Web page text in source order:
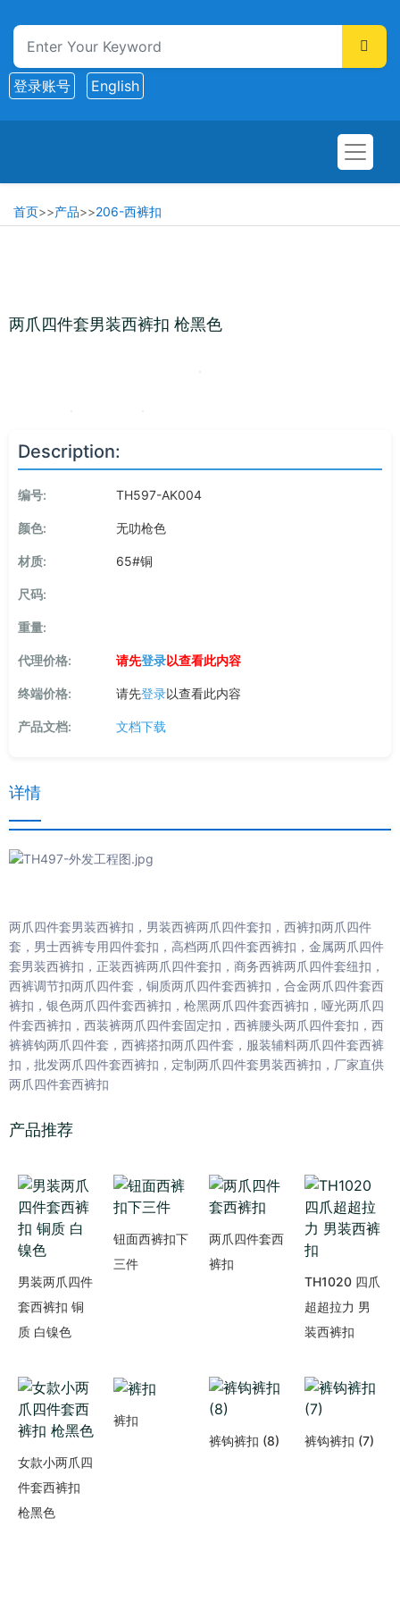
登录账号 English
首页>>产品>>206-西裤扣
两爪四件套男装西裤扣 枪黑色
Description:
编号: TH597-AK004
颜色: 无叻枪色
材质: 65#铜
尺码:
重量:
代理价格: 请先登录以查看此内容
终端价格: 请先登录以查看此内容
产品文档: 文档下载
详情
两爪四件套男装西裤扣，男装西裤两爪四件套扣，西裤扣两爪四件
套，男士西裤专用四件套扣，高档两爪四件套西裤扣，金属两爪四件
套男装西裤扣，正装西裤两爪四件套扣，商务西裤两爪四件套纽扣，
西裤调节扣两爪四件套，铜质两爪四件套西裤扣，合金两爪四件套西
裤扣，银色两爪四件套西裤扣，枪黑两爪四件套西裤扣，哑光两爪四
件套西裤扣，西装裤两爪四件套固定扣，西裤腰头两爪四件套扣，西
裤裤钩两爪四件套，西裤搭扣两爪四件套，服装辅料两爪四件套西裤
扣，批发两爪四件套西裤扣，定制两爪四件套男装西裤扣，厂家直供
两爪四件套西裤扣
产品推荐
男装两爪四件
套西裤扣 铜
质 白镍色
钮面西裤扣下
三件
两爪四件套西
裤扣
TH1020 四爪
超超拉力 男
装西裤扣
女款小两爪四
件套西裤扣
枪黑色
裤扣
裤钩裤扣 (8)
裤钩裤扣 (7)